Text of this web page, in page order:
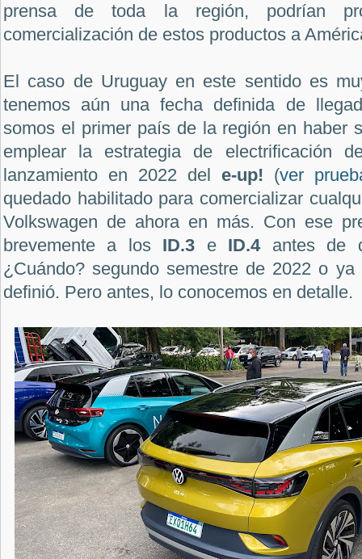
prensa de toda la región, podrían
comercialización de estos productos a
El caso de Uruguay en este sentido es
tenemos aún una fecha definida de
somos el primer país de la región en haber
emplear la estrategia de electrificación
lanzamiento en 2022 del e-up! (ver
quedado habilitado para comercializar
Volkswagen de ahora en más. Con ese
brevemente a los ID.3 e ID.4antes de
¿Cuándo? segundo semestre de 2022 o
definió. Pero antes, lo conocemos en detalle.